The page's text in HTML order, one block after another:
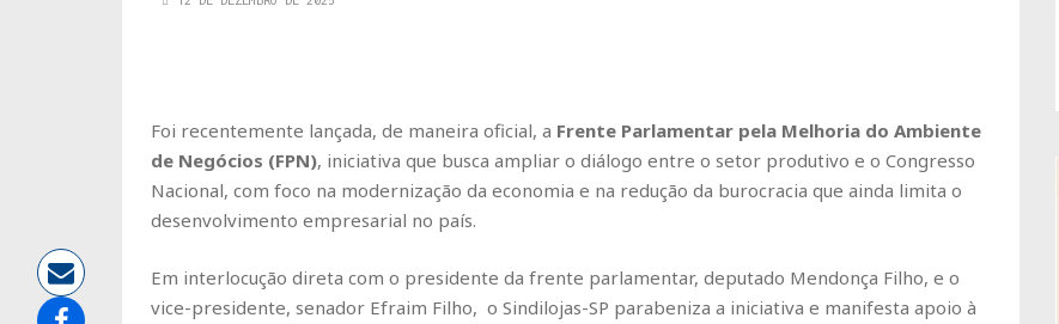
Foi recentemente lançada, de maneira oficial, a Frente Parlamentar pela Melhoria do Ambiente
de Negócios (FPN), iniciativa que busca ampliar o diálogo entre o setor produtivo e o Congresso
Nacional, com foco na modernização da economia e na redução da burocracia que ainda limita o
desenvolvimento empresarial no país.
Em interlocução direta com o presidente da frente parlamentar, deputado Mendonça Filho, e o
vice-presidente, senador Efraim Filho, o Sindilojas-SP parabeniza a iniciativa e manifesta apoio à